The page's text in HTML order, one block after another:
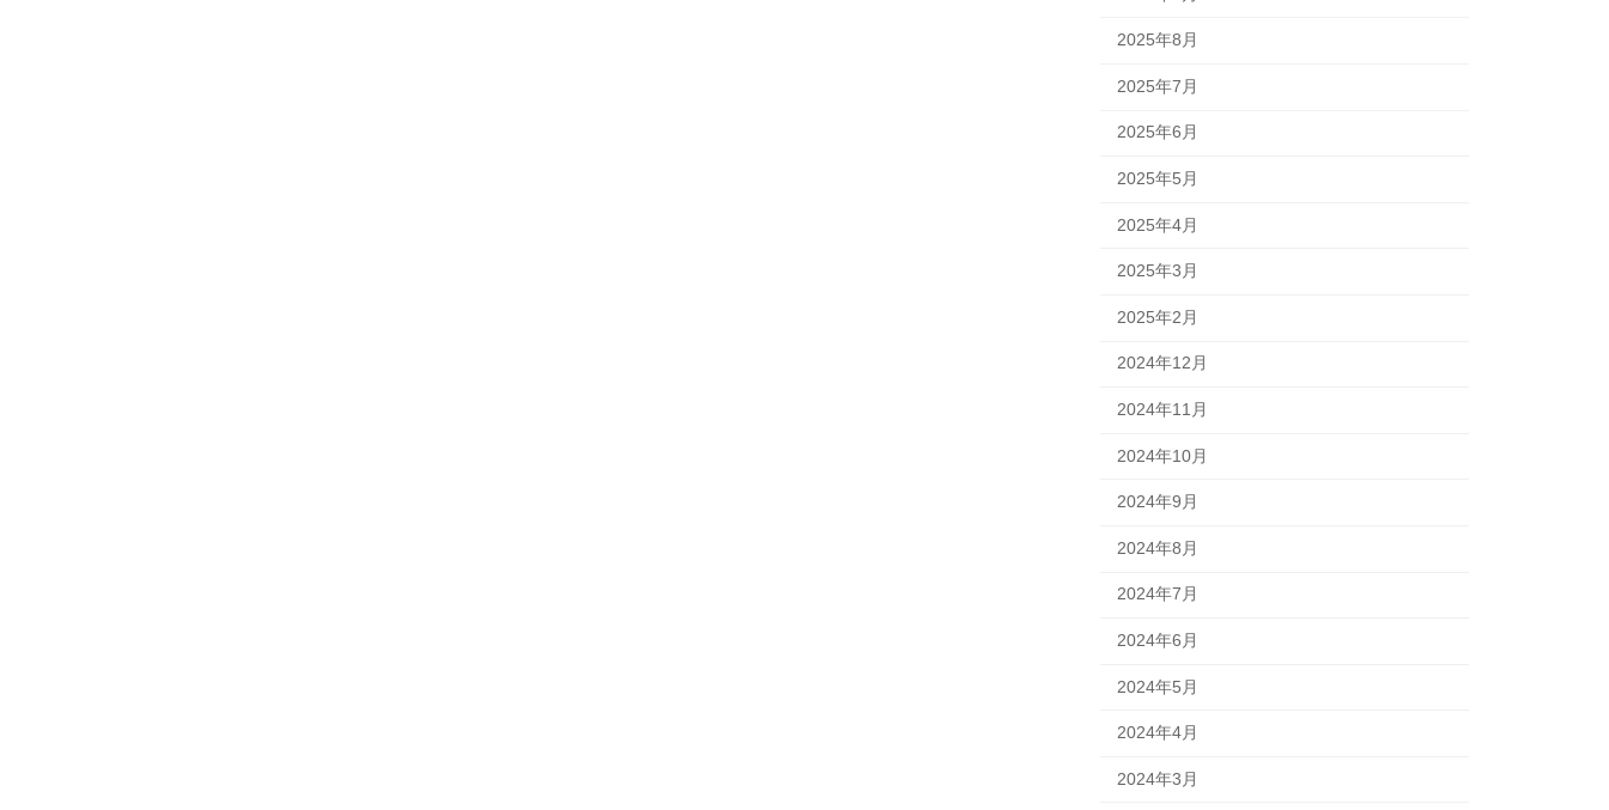
2025年8月
2025年7月
2025年6月
2025年5月
2025年4月
2025年3月
2025年2月
2024年12月
2024年11月
2024年10月
2024年9月
2024年8月
2024年7月
2024年6月
2024年5月
2024年4月
2024年3月